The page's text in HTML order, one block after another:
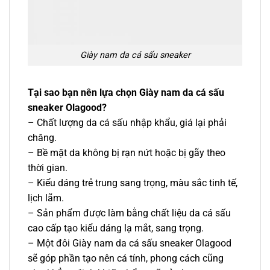
Giày nam da cá sấu sneaker
Tại sao bạn nên lựa chọn Giày nam da cá sấu
sneaker Olagood?
– Chất lượng da cá sấu nhập khẩu, giá lại phải
chăng.
– Bề mặt da không bị rạn nứt hoặc bị gãy theo
thời gian.
– Kiểu dáng trẻ trung sang trọng, màu sắc tinh tế,
lịch lãm.
– Sản phẩm được làm bằng chất liệu da cá sấu
cao cấp tạo kiểu dáng lạ mắt, sang trọng.
– Một đôi Giày nam da cá sấu sneaker Olagood
sẽ góp phần tạo nên cá tính, phong cách cũng